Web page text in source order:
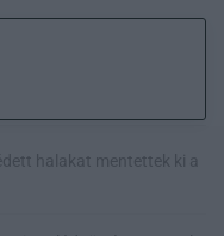
halakat mentettek ki a